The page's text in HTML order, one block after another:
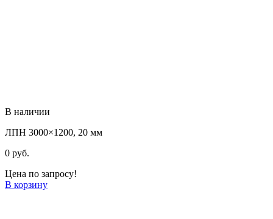
В наличии
ЛПН 3000×1200, 20 мм
0 руб.
Цена по запросу!
В корзину